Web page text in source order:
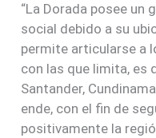
“La Dorada posee un
social debido a su
permite articularse a
con las que limita, es
Santander,
ende, con el fin de
positivamente la